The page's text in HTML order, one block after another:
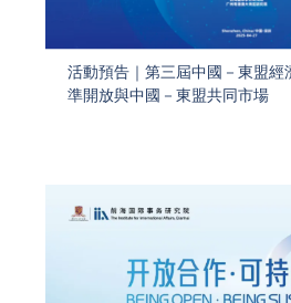
活動預告｜第三屆中國－東盟經
準開放與中國－東盟共同市場